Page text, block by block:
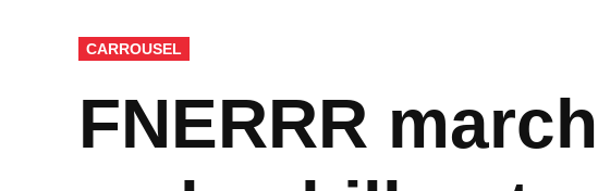
PUBLICADO
EN
CARROUSEL
FNERRR